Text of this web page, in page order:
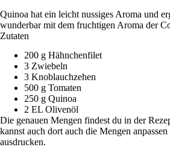
Quinoa hat ein leicht nussiges Aroma und
wunderbar mit dem fruchtigen Aroma der
Zutaten
200 g Hähnchenfilet
3 Zwiebeln
3 Knoblauchzehen
500 g Tomaten
250 g Quinoa
2 EL Olivenöl
Die genauen Mengen findest du in der
kannst auch dort auch die Mengen
ausdrucken.